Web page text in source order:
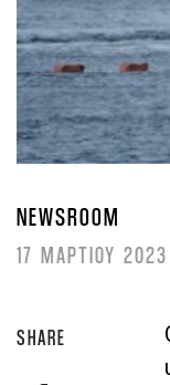
NEWSROOM
17 ΜΑΡΤΙΟΥ 2023
SHARE